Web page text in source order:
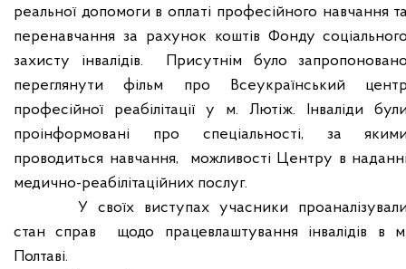
реальної допомоги в оплаті професійного навчання
перенавчання за рахунок коштів Фонду
захисту інвалідів.
Присутнім було
переглянути фільм про Всеукраїнський
професійної реабілітації у м. Лютіж. Інваліди
проінформовані про спеціальності, за
проводиться навчання,
можливості Центру в
медично-реабілітаційних послуг.
У своїх виступах учасники
стан справ
щодо працевлаштування інвалідів в
Полтаві.